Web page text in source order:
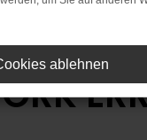
ablehnen